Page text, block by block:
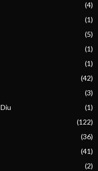
(4)
(1)
(5)
(1)
(1)
(42)
(3)
(1)
(122)
(36)
(41)
(2)